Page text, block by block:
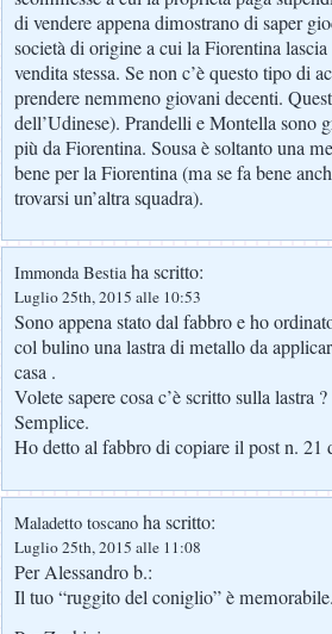
di vendere appena dimostrano di saper
società di origine a cui la Fiorentina lascia
vendita stessa. Se non c’è questo tipo di
prendere nemmeno giovani decenti.
dell’Udinese). Prandelli e Montella sono
più da Fiorentina. Sousa è soltanto una
bene per la Fiorentina (ma se fa bene
trovarsi un’altra squadra).
Immonda Bestiaha scritto:
Luglio 25th, 2015 alle 10:53
Sono appena stato dal fabbro e ho
col bulino una lastra di metallo da
casa .
Volete sapere cosa c’è scritto sulla lastra ?
Semplice.
Ho detto al fabbro di copiare il post n. 21
Maladetto toscano ha scritto:
Luglio 25th, 2015 alle 11:08
Per Alessandro b.:
Il tuo “ruggito del coniglio” è